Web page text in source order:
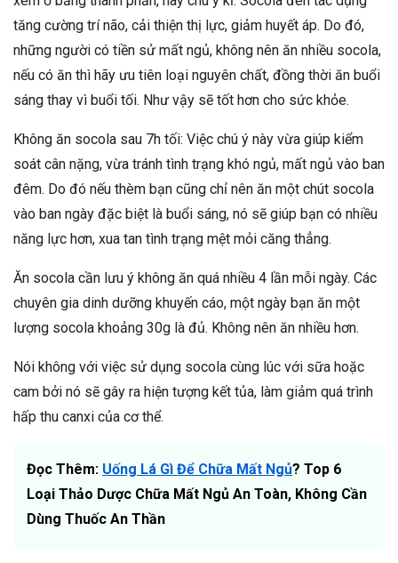
tăng cường trí não, cải thiện thị lực, giảm huyết áp. Do đó,
những người có tiền sử mất ngủ, không nên ăn nhiều socola,
nếu có ăn thì hãy ưu tiên loại nguyên chất, đồng thời ăn buổi
sáng thay vì buổi tối. Như vậy sẽ tốt hơn cho sức khỏe.
Không ăn socola sau 7h tối: Việc chú ý này vừa giúp kiểm
soát cân nặng, vừa tránh tình trạng khó ngủ, mất ngủ vào ban
đêm. Do đó nếu thèm bạn cũng chỉ nên ăn một chút socola
vào ban ngày đặc biệt là buổi sáng, nó sẽ giúp bạn có nhiều
năng lực hơn, xua tan tình trạng mệt mỏi căng thẳng.
Ăn socola cần lưu ý không ăn quá nhiều 4 lần mỗi ngày. Các
chuyên gia dinh dưỡng khuyến cáo, một ngày bạn ăn một
lượng socola khoảng 30g là đủ. Không nên ăn nhiều hơn.
Nói không với việc sử dụng socola cùng lúc với sữa hoặc
cam bởi nó sẽ gây ra hiện tượng kết tủa, làm giảm quá trình
hấp thu canxi của cơ thể.
Đọc Thêm: Uống Lá Gì Để Chữa Mất Ngủ? Top 6
Loại Thảo Dược Chữa Mất Ngủ An Toàn, Không Cần
Dùng Thuốc An Thần